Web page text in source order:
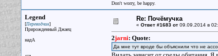
Don't worry, be happy.
Legend
[Переводчик]
Прирожденный Джаец
надА
Re: Почёмучка
« Ответ #1683 от09.09.2014 в
2jarni: Quote:
Да мне тут вроде бы объяснили что не